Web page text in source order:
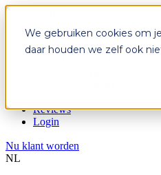
We gebruiken cookies om
daar houden we zelf ook
Producten
June Switch
Reviews
Login
Nu klant worden
NL